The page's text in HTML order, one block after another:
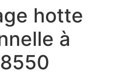
hotte
à